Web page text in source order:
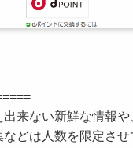
来ない新鮮な情報や
などは人数を限定さ